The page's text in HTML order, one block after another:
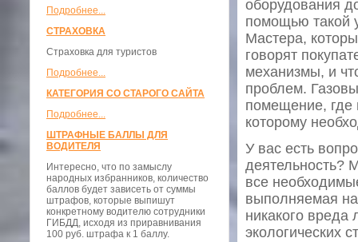
Подробнее...
СТРАХОВКА
Страховка для туристов
Подробнее...
КАТЕГОРИЯ СО СТАРОГО САЙТА
Подробнее...
ШТРАФНЫЕ БАЛЛЫ ДЛЯ
ВОДИТЕЛЯ
Интересно, что по замыслу
народных избранников, количество
баллов будет зависеть от суммы
штрафов, которые выпишут
конкретному водителю сотрудники
ГИБДД, исходя из приравнивания
100 руб. штрафа к 1 баллу.
оборудования
помощью такой
Мастера,
говорят
механизмы, и
проблем.
помещение, где
которому
У вас есть
деятельность?
все
выполняемая
никакого
экологических